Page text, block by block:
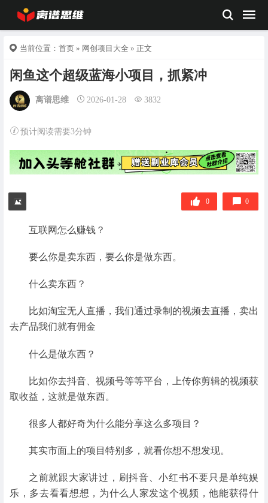
当前位置： 首页 » 网创项目大全 » 正文
闲鱼这个超级蓝海小项目，抓紧冲
离谱思维 2026-01-28 3832
预计阅读需要3分钟
0 0
互联网怎么赚钱？
要么你是卖东西，要么你是做东西。
什么卖东西？
比如淘宝无人直播，我们通过录制的视频去直播，卖出
去产品我们就有佣金
什么是做东西？
比如你去抖音、视频号等等平台，上传你剪辑的视频获
取收益，这就是做东西。
很多人都好奇为什么能分享这么多项目？
其实市面上的项目特别多，就看你想不想发现。
之前就跟大家讲过，刷抖音、小红书不要只是单纯娱
乐，多去看看想想，为什么人家发这个视频，他能获得什